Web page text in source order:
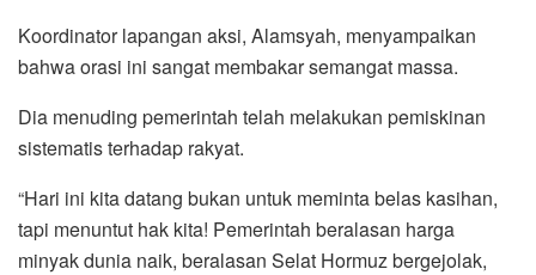
Koordinator lapangan aksi, Alamsyah, menyampaikan
bahwa orasi ini sangat membakar semangat massa.
Dia menuding pemerintah telah melakukan pemiskinan
sistematis terhadap rakyat.
“Hari ini kita datang bukan untuk meminta belas kasihan,
tapi menuntut hak kita! Pemerintah beralasan harga
minyak dunia naik, beralasan Selat Hormuz bergejolak,